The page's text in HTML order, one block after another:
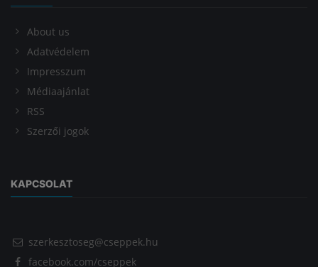
About us
Adatvédelem
Impresszum
Médiaajánlat
RSS
Szerzői jogok
KAPCSOLAT
szerkesztoseg@cseppek.hu
facebook.com/cseppek